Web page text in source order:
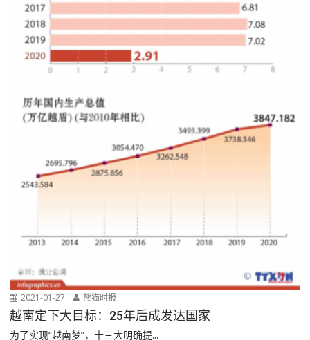
2021-01-27 熊猫时报
越南定下大目标：25年后成发达国家
为了实现“越南梦”，十三大明确提...